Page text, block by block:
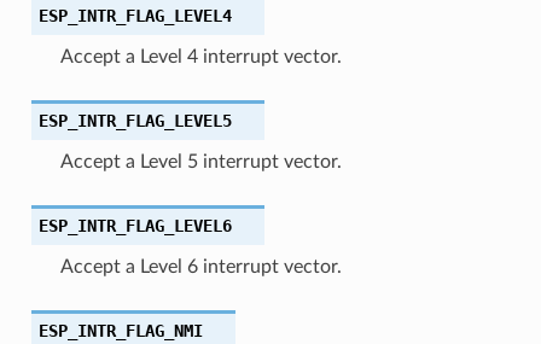
ESP_INTR_FLAG_LEVEL4
Accept a Level 4 interrupt vector.
ESP_INTR_FLAG_LEVEL5
Accept a Level 5 interrupt vector.
ESP_INTR_FLAG_LEVEL6
Accept a Level 6 interrupt vector.
ESP_INTR_FLAG_NMI